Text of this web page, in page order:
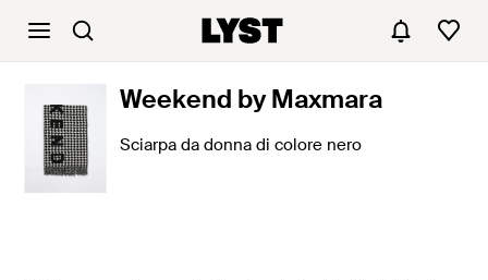
Weekend by Maxmara
Sciarpa da donna di colore nero